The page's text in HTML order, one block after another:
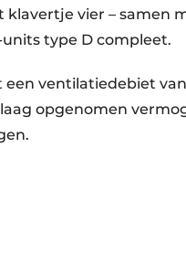
klavertje vier – samen
type D compleet.
ventilatiedebiet van
opgenomen